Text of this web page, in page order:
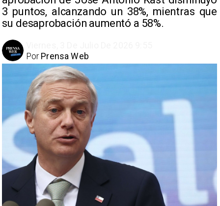
3 puntos, alcanzando un 38%, mientras que
su desaprobación aumentó a 58%.
Prensa Web
Por